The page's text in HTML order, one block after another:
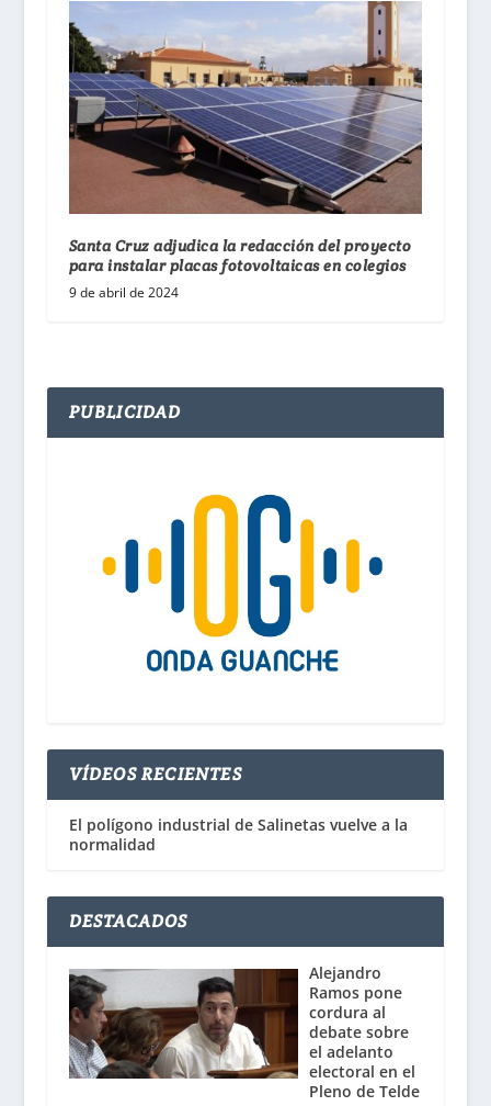
Santa Cruz adjudica la redacción del proyecto
para instalar placas fotovoltaicas en colegios
9 de abril de 2024
PUBLICIDAD
VÍDEOS RECIENTES
El polígono industrial de Salinetas vuelve a la
normalidad
DESTACADOS
Alejandro
Ramos pone
cordura al
debate sobre
el adelanto
electoral en el
Pleno de Telde